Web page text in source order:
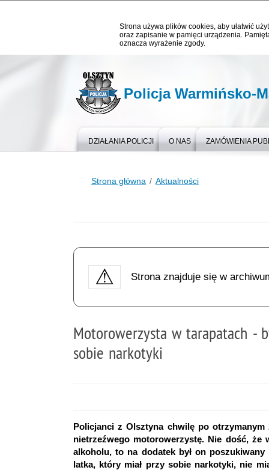
Strona używa plików cookies, aby ułatwić
oraz zapisanie w pamięci urządzenia.
oznacza wyrażenie zgody.
Policja Warmińsko-
DZIAŁANIA POLICJI O NAS ZAMÓWIENIA
Strona główna Aktualności
Strona znajduje się w
Motorowerzysta w tarapatach -
sobie narkotyki
Policjanci z Olsztyna chwilę po
nietrzeźwego motorowerzystę. Nie dość, że
alkoholu, to na dodatek był on
latka, który miał przy sobie narkotyki, nie